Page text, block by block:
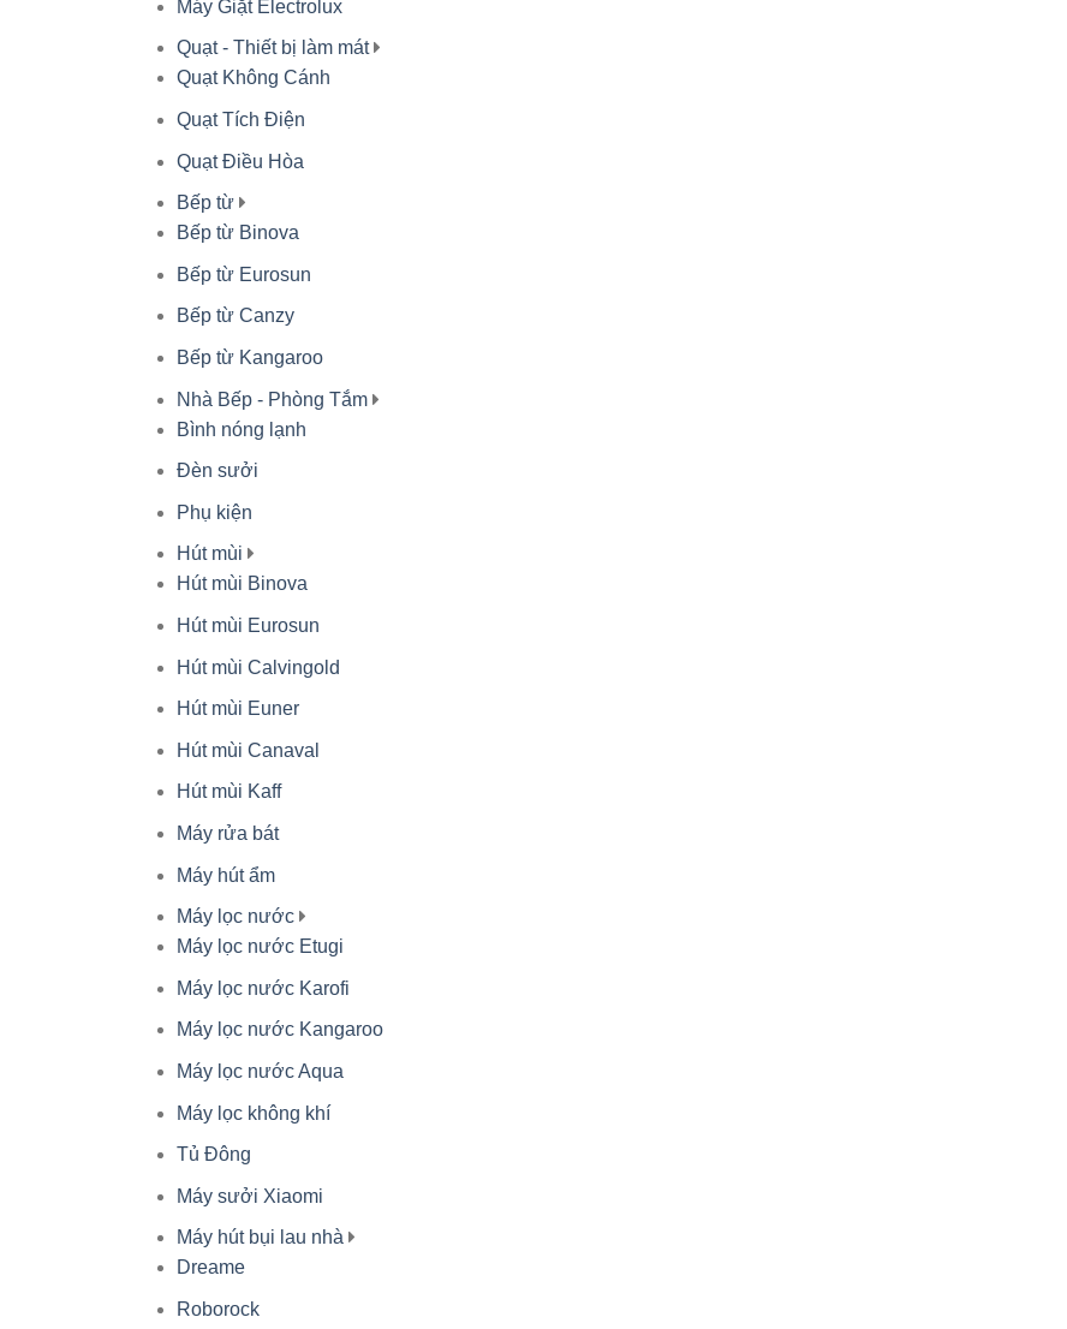
Máy Giặt Electrolux
Quạt - Thiết bị làm mát
Quạt Không Cánh
Quạt Tích Điện
Quạt Điều Hòa
Bếp từ
Bếp từ Binova
Bếp từ Eurosun
Bếp từ Canzy
Bếp từ Kangaroo
Nhà Bếp - Phòng Tắm
Bình nóng lạnh
Đèn sưởi
Phụ kiện
Hút mùi
Hút mùi Binova
Hút mùi Eurosun
Hút mùi Calvingold
Hút mùi Euner
Hút mùi Canaval
Hút mùi Kaff
Máy rửa bát
Máy hút ẩm
Máy lọc nước
Máy lọc nước Etugi
Máy lọc nước Karofi
Máy lọc nước Kangaroo
Máy lọc nước Aqua
Máy lọc không khí
Tủ Đông
Máy sưởi Xiaomi
Máy hút bụi lau nhà
Dreame
Roborock